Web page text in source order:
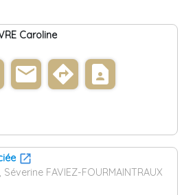
Caroline
email directions contact_page
Séverine FAVIEZ-FOURMAINTRAUX